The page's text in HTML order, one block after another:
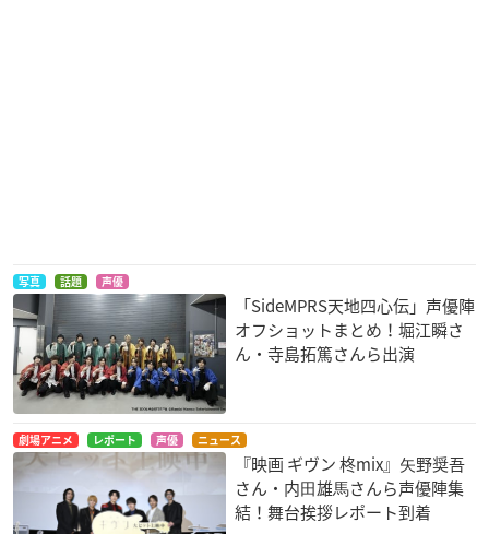
写真 話題 声優
「SideMPRS天地四心伝」声優陣
オフショットまとめ！堀江瞬さ
ん・寺島拓篤さんら出演
劇場アニメ レポート 声優 ニュース
『映画 ギヴン 柊mix』⽮野奨吾
さん・内⽥雄⾺さんら声優陣集
結！舞台挨拶レポート到着